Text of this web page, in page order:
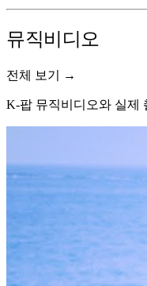
뮤직비디오
전체 보기 →
K-팝 뮤직비디오와 실제